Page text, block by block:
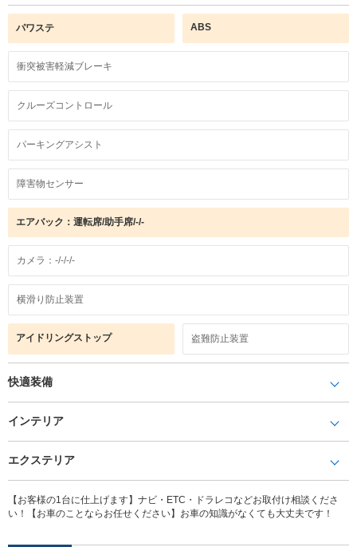
パワステ ABS
衝突被害軽減ブレーキ
クルーズコントロール
パーキングアシスト
障害物センサー
エアバック：運転席/助手席/-/-
カメラ：-/-/-/-
横滑り防止装置
アイドリングストップ 盗難防止装置
快適装備
インテリア
エクステリア
【お客様の1台に仕上げます】ナビ・ETC・ドラレコなどお取付け相談くださ
い！【お車のことならお任せください】お車の知識がなくても大丈夫です！